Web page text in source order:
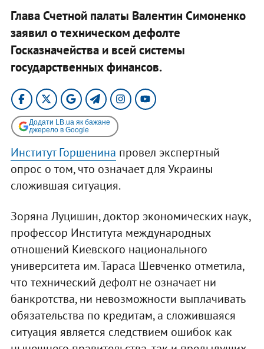
Глава Счетной палаты Валентин Симоненко
заявил о техническом дефолте
Госказначейства и всей системы
государственных финансов.
Додати LB.ua як бажане
джерело в Google
Институт Горшенина провел экспертный
опрос о том, что означает для Украины
сложившая ситуация.
Зоряна Луцишин, доктор экономических наук,
профессор Института международных
отношений Киевского национального
университета им. Тараса Шевченко отметила,
что технический дефолт не означает ни
банкротства, ни невозможности выплачивать
обязательства по кредитам, а сложившаяся
ситуация является следствием ошибок как